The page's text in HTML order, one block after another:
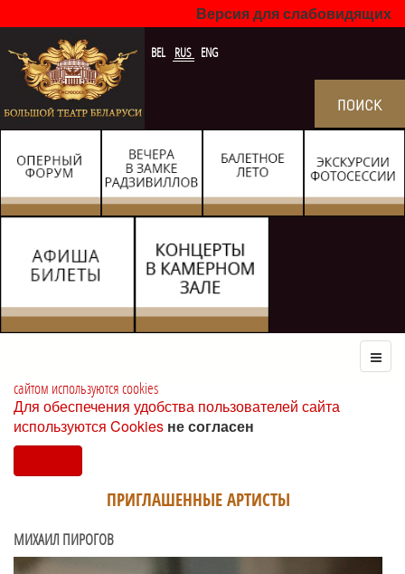
Версия для слабовидящих
BEL RUS ENG
сайтом используются cookies
Для обеспечения удобства пользователей сайта
используются Cookies не согласен
ПРИГЛАШЕННЫЕ АРТИСТЫ
МИХАИЛ ПИРОГОВ